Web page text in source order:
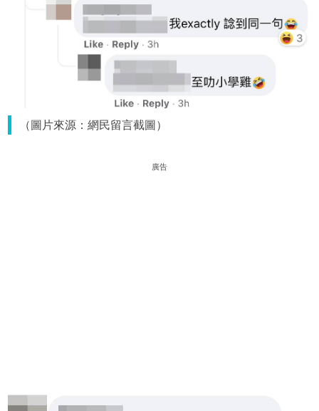
（圖片來源：網民留言截圖）
廣告